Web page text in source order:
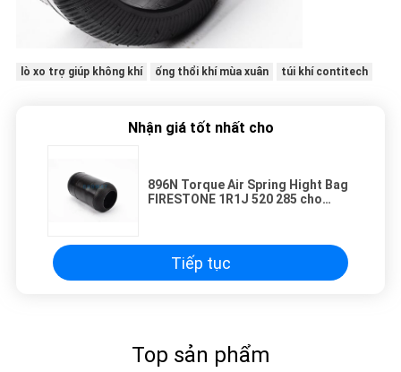
lò xo trợ giúp không khí ống thổi khí mùa xuân túi khí contitech
Nhận giá tốt nhất cho
896N Torque Air Spring Hight Bag
FIRESTONE 1R1J 520 285 cho
Tiếp tục
Top sản phẩm